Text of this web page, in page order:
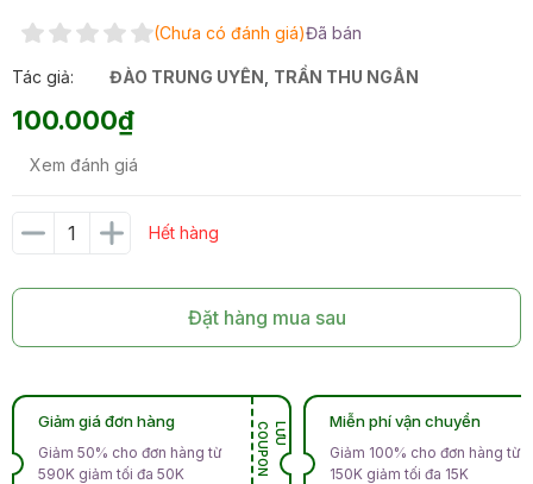
(Chưa có đánh giá)Đã bán
Tác giả: ĐÀO TRUNG UYÊN TRẦN THU NGÂN
100.000₫
Xem đánh giá
Hết hàng
Đặt hàng mua sau
Giảm giá đơn hàng
Giảm 50% cho đơn hàng từ
590K giảm tối đa 50K
L
Ư
U
C
O
U
P
O
N
Miễn phí vận chuyển
Giảm 100% cho đơn hàng từ
150K giảm tối đa 15K